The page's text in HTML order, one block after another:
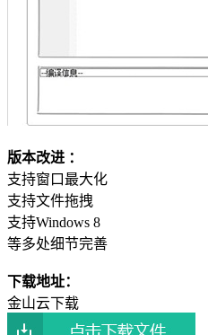
版本改进 ：
支持窗口最大化
支持文件拖拽
支持Windows 8
等多处细节完善
下载地址：
金山云下载